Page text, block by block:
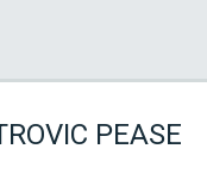
PEASE